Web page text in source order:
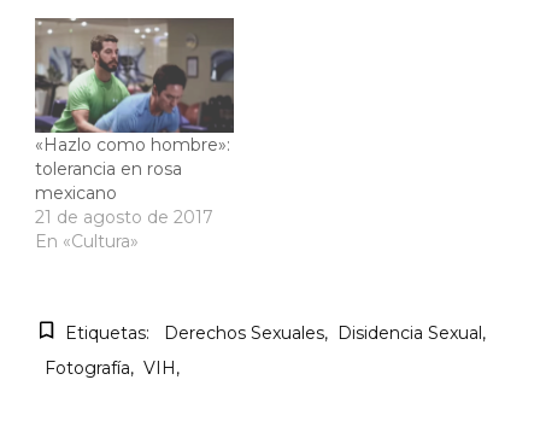
«Hazlo como hombre»:
tolerancia en rosa
mexicano
21 de agosto de 2017
En «Cultura»
Etiquetas: Derechos Sexuales
Disidencia Sexual
Fotografía
VIH